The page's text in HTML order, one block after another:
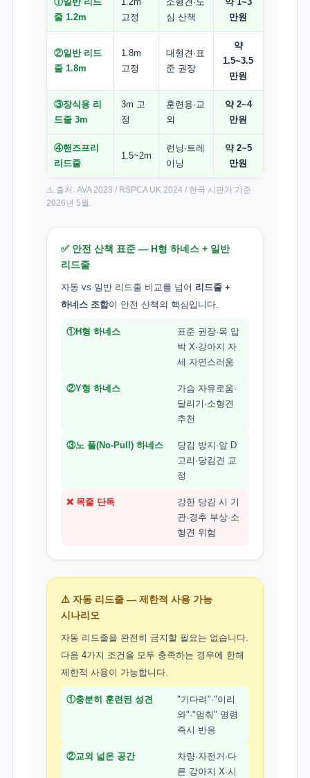
줄 1.2m
고정
심 산책
만원
②일반 리드
줄 1.8m
1.8m
고정
대형견·표
준 권장
약
1.5~3.5
만원
③장식용 리
드줄 3m
3m 고
정
훈련용·교
외
약 2~4
만원
④핸즈프리
리드줄
1.5~2m
런닝·트레
이닝
약 2~5
만원
⚠️ 출처: AVA 2023 / RSPCA UK 2024 / 한국 시판가 기준
2026년 5월.
✅ 안전 산책 표준 — H형 하네스 + 일반
리드줄
자동 vs 일반 리드줄 비교를 넘어 리드줄 +
하네스 조합이 안전 산책의 핵심입니다.
①H형 하네스
표준 권장·목 압
박 X·강아지 자
세 자연스러움
②Y형 하네스
가슴 자유로움·
달리기·소형견
추천
③노 풀(No-Pull) 하네스
당김 방지·앞 D
고리·당김견 교
정
❌ 목줄 단독
강한 당김 시 기
관·경추 부상·소
형견 위험
⚠️ 자동 리드줄 — 제한적 사용 가능
시나리오
자동 리드줄을 완전히 금지할 필요는 없습니다.
다음 4가지 조건을 모두 충족하는 경우에 한해
제한적 사용이 가능합니다.
①충분히 훈련된 성견
"기다려"·"이리
와"·"멈춰" 명령
즉시 반응
②교외 넓은 공간
차량·자전거·다
른 강아지 X·시